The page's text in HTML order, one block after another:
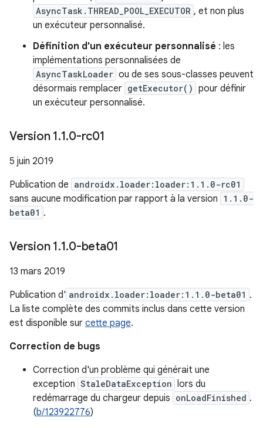
AsyncTask.THREAD_POOL_EXECUTOR , et non plus
un exécuteur personnalisé.
Définition d'un exécuteur personnalisé : les
implémentations personnalisées de
AsyncTaskLoader ou de ses sous-classes peuvent
désormais remplacer getExecutor() pour définir
un exécuteur personnalisé.
Version 1.1.0-rc01
5 juin 2019
Publication de androidx.loader:loader:1.1.0-rc01
sans aucune modification par rapport à la version 1.1.0-
beta01 .
Version 1.1.0-beta01
13 mars 2019
Publication d' androidx.loader:loader:1.1.0-beta01 .
La liste complète des commits inclus dans cette version
est disponible sur cette page.
Correction de bugs
Correction d'un problème qui générait une
exception StaleDataException lors du
redémarrage du chargeur depuis onLoadFinished .
(b/123922776)